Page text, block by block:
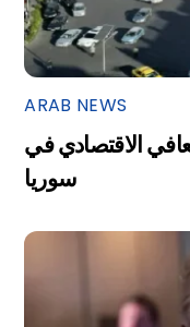
ARAB NEWS
الاقتصادي في
سوريا